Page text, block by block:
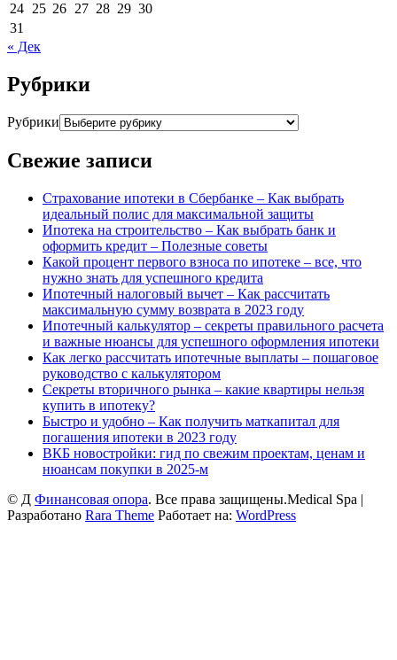
24 25 26 27 28 29 30
31
« Дек
Рубрики
Рубрики
Свежие записи
Страхование ипотеки в Сбербанке – Как выбрать
идеальный полис для максимальной защиты
Ипотека на строительство – Как выбрать банк и
оформить кредит – Полезные советы
Какой процент первого взноса по ипотеке – все, что
нужно знать для успешного кредита
Ипотечный налоговый вычет – Как рассчитать
максимальную сумму возврата в 2023 году
Ипотечный калькулятор – секреты правильного расчета
и важные нюансы для успешного оформления ипотеки
Как легко рассчитать ипотечные выплаты – пошаговое
руководство с калькулятором
Секреты вторичного рынка – какие квартиры нельзя
купить в ипотеку?
Быстро и удобно – Как получить маткапитал для
погашения ипотеки в 2023 году
ВКБ новостройки: гид по свежим проектам, ценам и
нюансам покупки в 2025-м
© Д Финансовая опора. Все права защищены.Medical Spa |
Разработано Rara Theme Работает на: WordPress